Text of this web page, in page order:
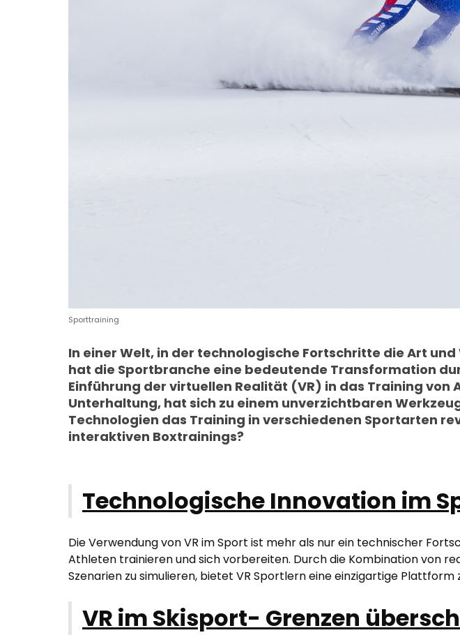
Sporttraining
In einer Welt, in der technologische Fortschritte die Art
hat die Sportbranche eine bedeutende Transformation
Einführung der virtuellen Realität (VR) in das Training von
Unterhaltung, hat sich zu einem unverzichtbaren
Technologien das Training in verschiedenen Sportarten
interaktiven Boxtrainings​?
Technologische Innovation im
Die Verwendung von VR im Sport ist mehr als nur ein technischer
Athleten trainieren und sich vorbereiten. Durch die Kombination von
Szenarien zu simulieren, bietet VR Sportlern eine einzigartige
VR im Skisport- Grenzen